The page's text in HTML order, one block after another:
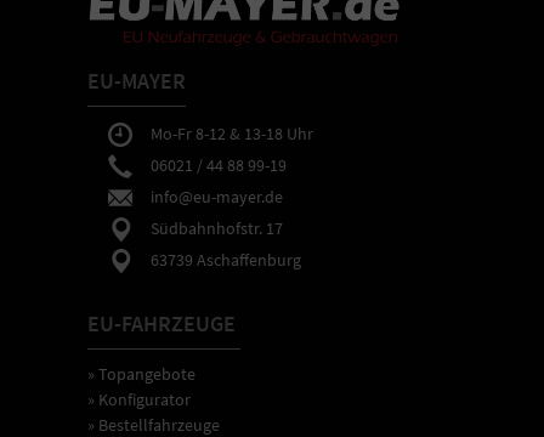
EU-MAYER
Mo-Fr 8-12 & 13-18 Uhr
06021 / 44 88 99-19
info@eu-mayer.de
Südbahnhofstr. 17
63739 Aschaffenburg
EU-FAHRZEUGE
» Topangebote
» Konfigurator
» Bestellfahrzeuge